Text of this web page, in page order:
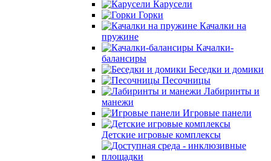
Карусели
Горки
Качалки на
пружине
Качалки-
балансиры
Беседки и домики
Песочницы
Лабиринты и
манежи
Игровые панели
Детские игровые комплексы